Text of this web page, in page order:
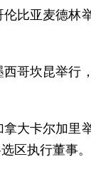
比亚麦德林
哥坎昆举行
大卡尔加里
区执行董事。